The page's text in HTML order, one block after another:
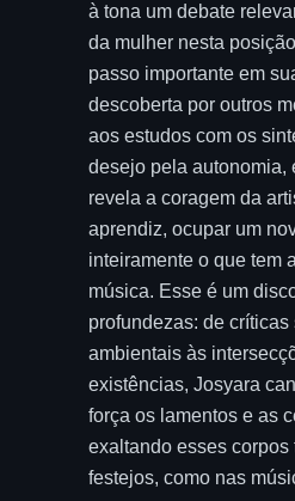
à tona um debate
da mulher nesta
passo importante em
descoberta por outros
aos estudos com os
desejo pela autonomia,
revela a coragem da
aprendiz, ocupar um
inteiramente o que tem
música. Esse é um
profundezas: de
ambientais às
existências, Josyara
força os lamentos e as
exaltando esses corpos
festejos, como nas